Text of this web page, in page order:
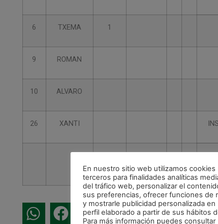
6 TXEMA 1
9 ROMAN
10 ALVARO
26 XANTI
En nuestro sitio web utilizamos cookies
terceros para finalidades analíticas
del tráfico web, personalizar el
sus preferencias, ofrecer funciones de
y mostrarle publicidad personalizada en
perfil elaborado a partir de sus hábitos
Para más información puedes